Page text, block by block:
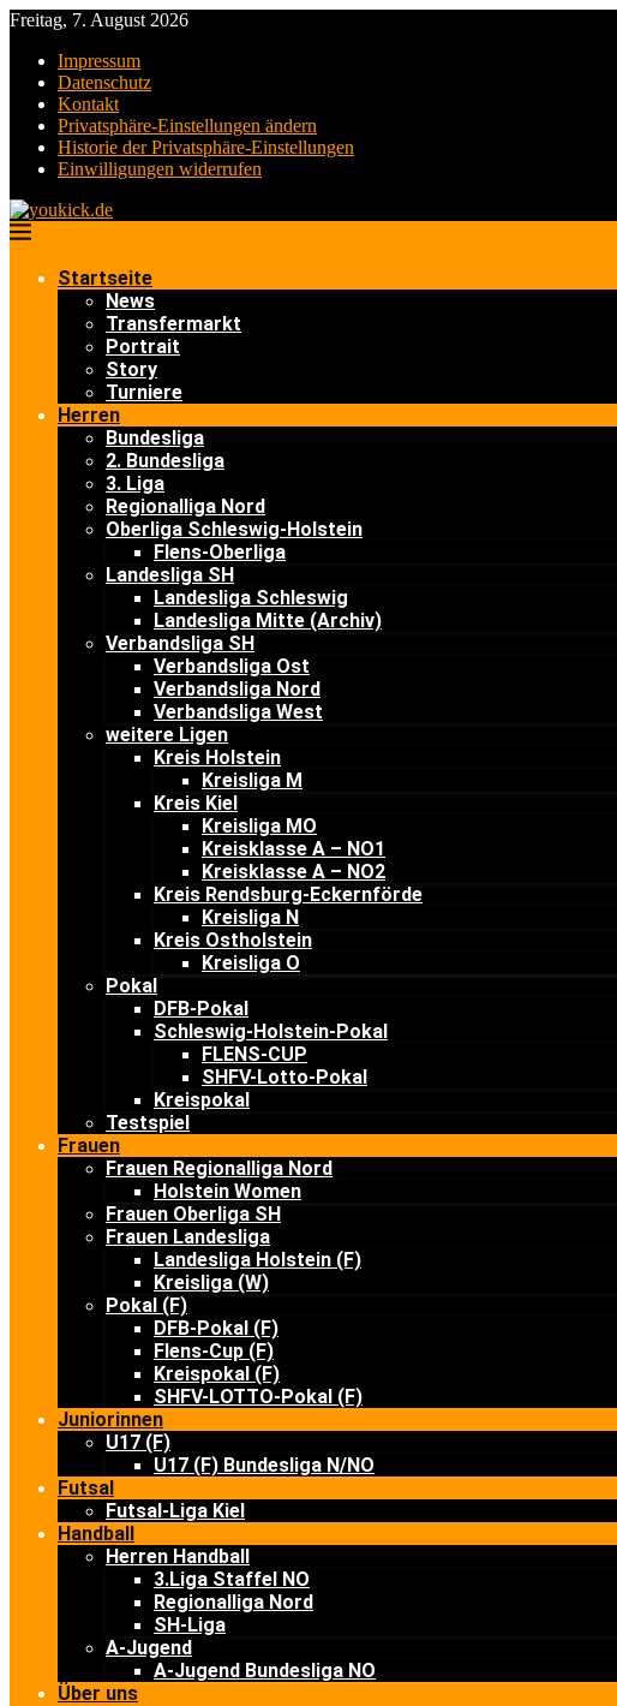
Freitag, 7. August 2026
Impressum
Datenschutz
Kontakt
Privatsphäre-Einstellungen ändern
Historie der Privatsphäre-Einstellungen
Einwilligungen widerrufen
Startseite
News
Transfermarkt
Portrait
Story
Turniere
Herren
Bundesliga
2. Bundesliga
3. Liga
Regionalliga Nord
Oberliga Schleswig-Holstein
Flens-Oberliga
Landesliga SH
Landesliga Schleswig
Landesliga Mitte (Archiv)
Verbandsliga SH
Verbandsliga Ost
Verbandsliga Nord
Verbandsliga West
weitere Ligen
Kreis Holstein
Kreisliga M
Kreis Kiel
Kreisliga MO
Kreisklasse A – NO1
Kreisklasse A – NO2
Kreis Rendsburg-Eckernförde
Kreisliga N
Kreis Ostholstein
Kreisliga O
Pokal
DFB-Pokal
Schleswig-Holstein-Pokal
FLENS-CUP
SHFV-Lotto-Pokal
Kreispokal
Testspiel
Frauen
Frauen Regionalliga Nord
Holstein Women
Frauen Oberliga SH
Frauen Landesliga
Landesliga Holstein (F)
Kreisliga (W)
Pokal (F)
DFB-Pokal (F)
Flens-Cup (F)
Kreispokal (F)
SHFV-LOTTO-Pokal (F)
Juniorinnen
U17 (F)
U17 (F) Bundesliga N/NO
Futsal
Futsal-Liga Kiel
Handball
Herren Handball
3.Liga Staffel NO
Regionalliga Nord
SH-Liga
A-Jugend
A-Jugend Bundesliga NO
Über uns